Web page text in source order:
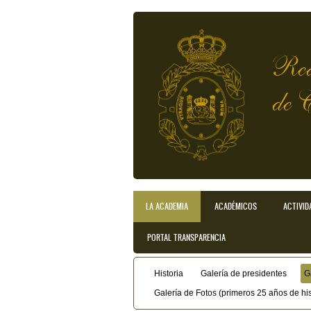
de
Menú principal
LA ACADEMIA ACADÉMICOS
PORTAL TRANSPARENCIA
Historia Galería de presidentes
Galería de Fotos (primeros 25 años de